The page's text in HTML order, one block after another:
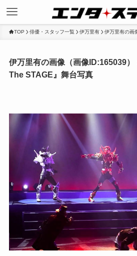
TOP 俳優・スタッフ一覧 伊万里有 伊万里有の画
伊万里有の画像（画像ID:165039
The STAGE』舞台写真